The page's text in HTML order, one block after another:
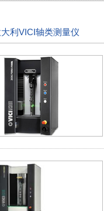
利VICI轴类测量仪